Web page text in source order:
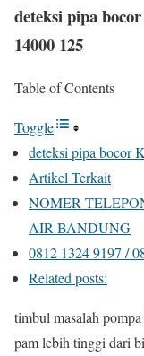
deteksi pipa
14000 125
Table of Contents
Toggle
deteksi pipa bocor
Artikel Terkait
NOMER
AIR BANDUNG
0812 1324 9197 /
Related posts:
timbul masalah
pam lebih tinggi dari